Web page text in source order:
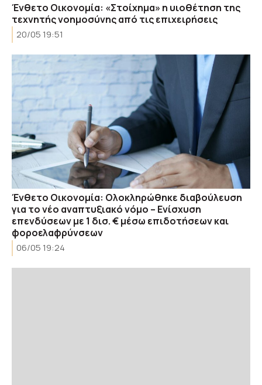
Ένθετο Οικονομία: «Στοίχημα» η υιοθέτηση της
τεχνητής νοημοσύνης από τις επιχειρήσεις
20/05 19:51
Ένθετο Οικονομία: Ολοκληρώθηκε διαβούλευση
για το νέο αναπτυξιακό νόμο – Ενίσχυση
επενδύσεων με 1 δισ. € μέσω επιδοτήσεων και
φοροελαφρύνσεων
06/05 19:24